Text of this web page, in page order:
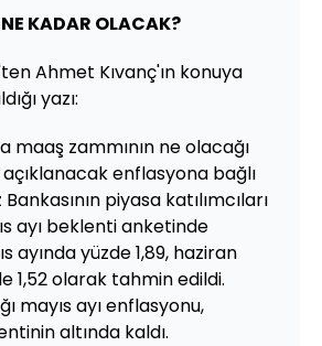
KADAR OLACAK?
Ahmet Kıvanç'ın konuya
yazı:
maaş zammının ne olacağı
enflasyona bağlı
piyasa katılımcıları
ayı beklenti anketinde
ayında yüzde 1,89, haziran
1,52 olarak tahmin edildi.
mayıs ayı enflasyonu,
altında kaldı.